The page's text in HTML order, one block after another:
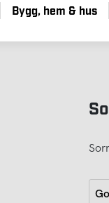
Bygg, hem & hus